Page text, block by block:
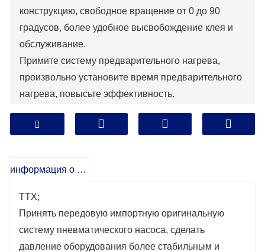
конструкцию, свободное вращение от 0 до 90
градусов, более удобное высвобождение клея и
обслуживание.
Примите систему предварительного нагрева,
произвольно установите время предварительного
нагрева, повысьте эффективность.
клея точно отображает количество
информация о продукте
ТТХ;
Принять передовую импортную оригинальную
систему пневматического насоса, сделать
давление оборудования более стабильным и